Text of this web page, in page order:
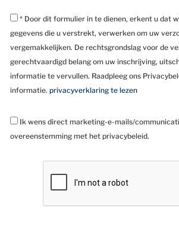
* Door dit formulier in te dienen, erkent u dat
gegevens die u verstrekt, verwerken om uw
vergemakkelijken. De rechtsgrondslag voor de
gerechtvaardigd belang om uw inschrijving,
informatie te vervullen. Raadpleeg ons
informatie. privacyverklaring te lezen
Ik wens direct marketing-e-mails/
overeenstemming met het privacybeleid.